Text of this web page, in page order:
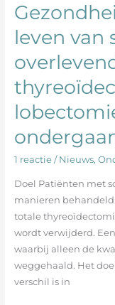
leven van
1 reactie / Nieuws,
Doel Patiënten met
manieren behandeld
totale
wordt verwijderd.
waarbij alleen de
weggehaald. Het
verschil is in
Gezondheid
kwaliteit
van
van
schildklierkanker
overlevenden
die
totale
of
lobectomie
hebben
ondergaan